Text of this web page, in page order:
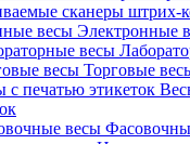
сканеры штрих-
Электронные
Торговые